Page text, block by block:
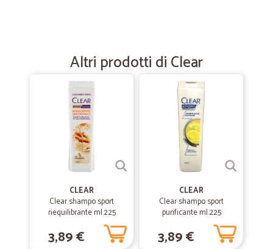
soddisfatto dall`ordine alla consegna.
—
Veloce e precisa
Veloce e precisa
tutto bene
tutto bene, prezzi un po' alti
Altri prodotti di Clear
CLEAR
Clear shampo sport
riequilibrante ml.225
3,89 €
CLEAR
Clear shampo sport
purificante ml.225
3,89 €